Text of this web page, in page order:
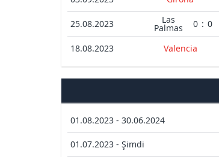
25.08.2023 Las
Palmas 0 : 0
18.08.2023 Valencia
01.08.2023 - 30.06.2024
01.07.2023 - Şimdi